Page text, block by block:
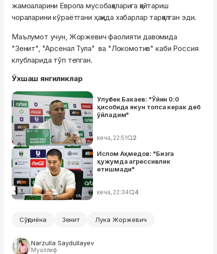
жамоаларини Европа мусобақаларига қайтариш
чораларини кўраётгани ҳақида хабарлар тарқалган эди.
Маълумот учун, Жоржевич фаолияти давомида
"Зенит", "Арсенал Тула" ва "Локомотив" каби Россия
клубларида тўп тепган.
Ўхшаш янгиликлар
Улуғбек Бакаев: "Ўйин 0:0
ҳисобида якун топса керак деб
ўйладим"
кеча, 22:51 2
Ислом Аҳмедов: "Бизга
ҳужумда агрессивлик
етишмади"
кеча, 22:34 4
Сўғдиёна Зенит Лука Жоржевич
Narzulla Saydullayev
Муаллиф